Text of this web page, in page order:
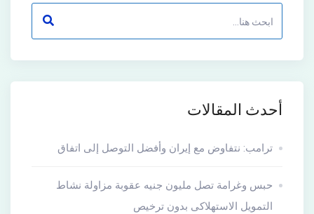
أحدث المقالات
ترامب: نتفاوض مع إيران وأفضل التوصل إلى اتفاق
حبس وغرامة تصل مليون جنيه عقوبة مزاولة نشاط
التمويل الاستهلاكى بدون ترخيص